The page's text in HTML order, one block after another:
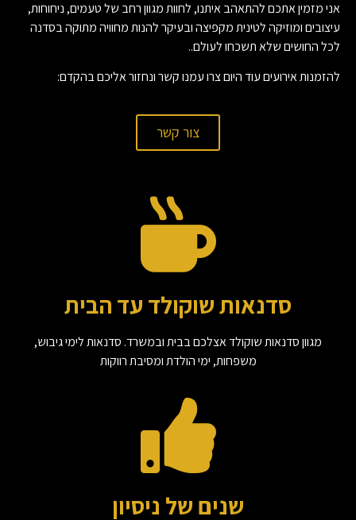
אני מזמין אתכם להתאהב איתנו, לחוות מגוון רחב של טעמים, ניחוחות,
עיצובים ומוזיקה לטינית מקפיצה ובעיקר להנות מחוויה מתוקה בסדנה
לכל החושים שלא תשכחו לעולם..
להזמנות אירועים עוד היום צרו עמנו קשר ונחזור אליכם בהקדם:
צור קשר
סדנאות שוקולד עד הבית
מגוון סדנאות שוקולד אצלכם בבית ובמשרד. סדנאות לימי גיבוש,
משפחות, ימי הולדת ומסיבת רווקות
שנים של ניסיון